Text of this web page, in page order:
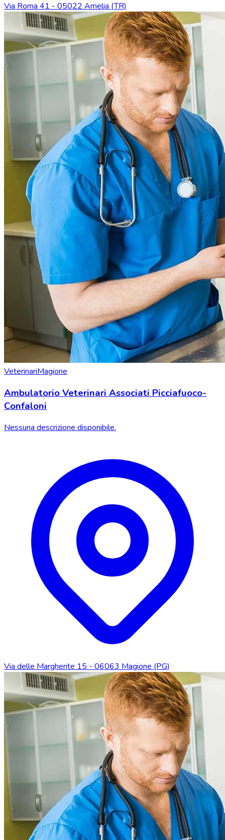
Via Roma 41 - 05022 Amelia (TR)
VeterinariMagione
Ambulatorio Veterinari Associati Picciafuoco-
Confaloni
Nessuna descrizione disponibile.
Via delle Margherite 15 - 06063 Magione (PG)